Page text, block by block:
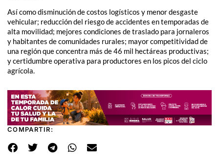
Así como disminución de costos logísticos y menor desgaste
vehicular; reducción del riesgo de accidentes en temporadas de
alta movilidad; mejores condiciones de traslado para jornaleros
y habitantes de comunidades rurales; mayor competitividad de
una región que concentra más de 46 mil hectáreas productivas;
y certidumbre operativa para productores en los picos del ciclo
agrícola.
COMPARTIR: